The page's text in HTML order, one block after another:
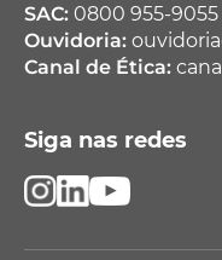
SAC: 0800 955-9055
Ouvidoria:
Canal de Ética:
Siga nas redes